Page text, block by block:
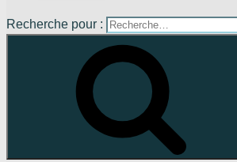
Recherche pour :